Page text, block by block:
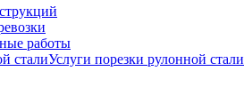
работы
Услуги порезки рулонной стали